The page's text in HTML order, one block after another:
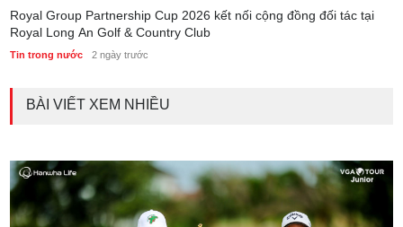
Royal Group Partnership Cup 2026 kết nối cộng đồng đối tác tại
Royal Long An Golf & Country Club
Tin trong nước 2 ngày trước
BÀI VIẾT XEM NHIỀU